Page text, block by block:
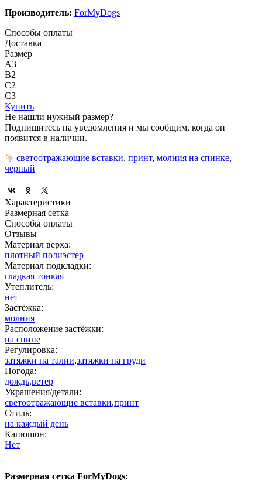
Производитель: ForMyDogs
Способы оплаты
Доставка
Размер
A3
B2
C2
C3
Купить
Не нашли нужный размер?
Подпишитесь на уведомления и мы сообщим, когда он
появится в наличии.
светоотражающие вставки, принт, молния на спинке,
черный
Характеристики
Размерная сетка
Способы оплаты
Отзывы
Материал верха:
плотный полиэстер
Материал подкладки:
гладкая тонкая
Утеплитель:
нет
Застёжка:
молния
Расположение застёжки:
на спине
Регулировка:
затяжки на талии,затяжки на груди
Погода:
дождь,ветер
Украшения/детали:
светоотражающие вставки,принт
Стиль:
на каждый день
Капюшон:
Нет
Размерная сетка ForMyDogs: